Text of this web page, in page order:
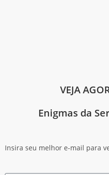
VEJA
Enigmas da
Insira seu melhor e-mail para